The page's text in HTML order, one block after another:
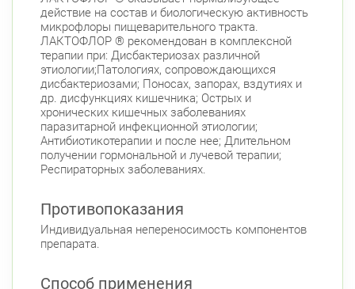
Савушкина ул., д.143 Круглосуточно
Беговая
Богатырский пр., д. 28 Круглосуточно
Пионерская Комендантский пр.
Фрунзенский район
Дунайский пр., д. 34/16 Круглосуточно
Дунайская
действие на состав и биологическую активность
микрофлоры пищеварительного тракта.
ЛАКТОФЛОР ® рекомендован в комплексной
терапии при: Дисбактериозах различной
этиологии;Патологиях, сопровождающихся
дисбактериозами; Поносах, запорах, вздутиях и
др. дисфункциях кишечника; Острых и
хронических кишечных заболеваниях
паразитарной инфекционной этиологии;
Антибиотикотерапии и после нее; Длительном
получении гормональной и лучевой терапии;
Респираторных заболеваниях.
Противопоказания
Индивидуальная непереносимость компонентов
препарата.
Способ применения